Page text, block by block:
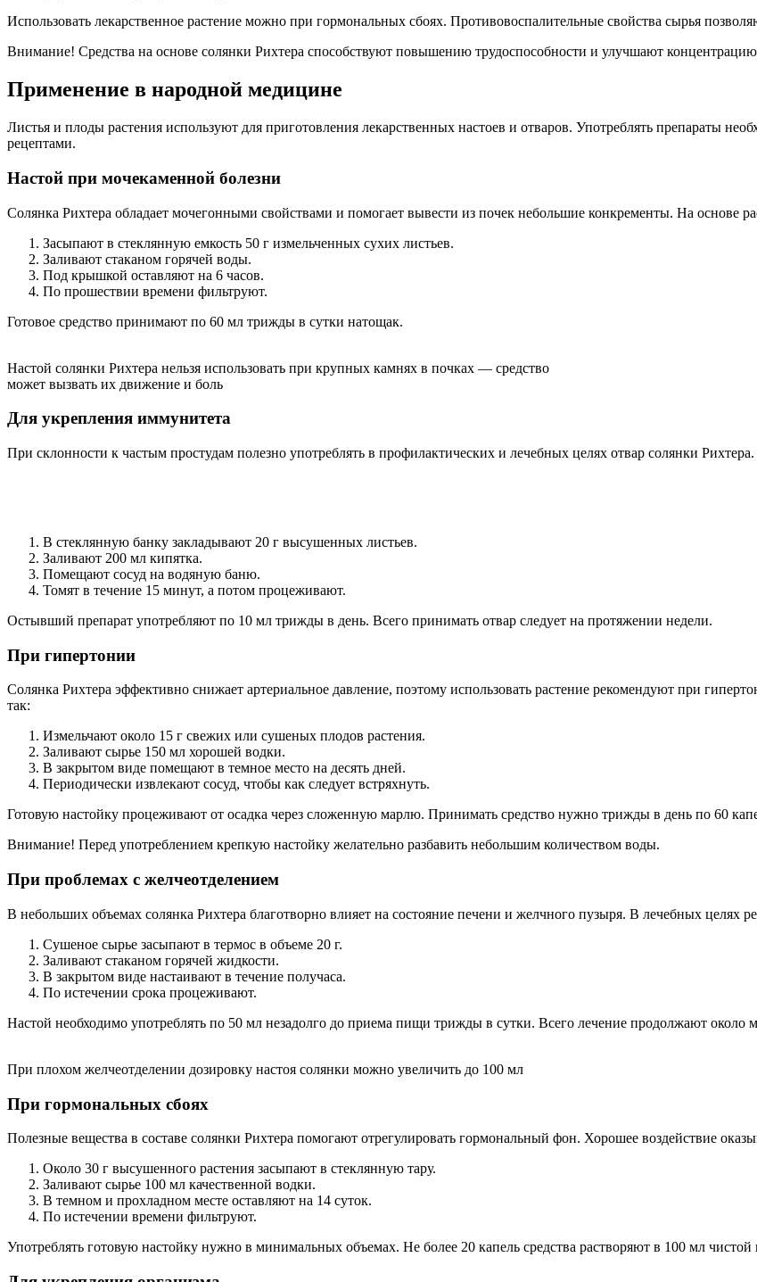
Использовать лекарственное растение можно при гормональных сбоях. Противовоспалительные свойства сырья
Внимание! Средства на основе солянки Рихтера способствуют повышению трудоспособности и улучшают
Применение в народной медицине
Листья и плоды растения используют для приготовления лекарственных настоев и отваров. Употреблять препараты
рецептами.
Настой при мочекаменной болезни
Солянка Рихтера обладает мочегонными свойствами и помогает вывести из почек небольшие конкременты. На основе
Засыпают в стеклянную емкость 50 г измельченных сухих листьев.
Заливают стаканом горячей воды.
Под крышкой оставляют на 6 часов.
По прошествии времени фильтруют.
Готовое средство принимают по 60 мл трижды в сутки натощак.
Настой солянки Рихтера нельзя использовать при крупных камнях в почках — средство
может вызвать их движение и боль
Для укрепления иммунитета
При склонности к частым простудам полезно употреблять в профилактических и лечебных целях отвар солянки Рихтера.
В стеклянную банку закладывают 20 г высушенных листьев.
Заливают 200 мл кипятка.
Помещают сосуд на водяную баню.
Томят в течение 15 минут, а потом процеживают.
Остывший препарат употребляют по 10 мл трижды в день. Всего принимать отвар следует на протяжении недели.
При гипертонии
Солянка Рихтера эффективно снижает артериальное давление, поэтому использовать растение рекомендуют при
так:
Измельчают около 15 г свежих или сушеных плодов растения.
Заливают сырье 150 мл хорошей водки.
В закрытом виде помещают в темное место на десять дней.
Периодически извлекают сосуд, чтобы как следует встряхнуть.
Готовую настойку процеживают от осадка через сложенную марлю. Принимать средство нужно трижды в день по 60
Внимание! Перед употреблением крепкую настойку желательно разбавить небольшим количеством воды.
При проблемах с желчеотделением
В небольших объемах солянка Рихтера благотворно влияет на состояние печени и желчного пузыря. В лечебных целях
Сушеное сырье засыпают в термос в объеме 20 г.
Заливают стаканом горячей жидкости.
В закрытом виде настаивают в течение получаса.
По истечении срока процеживают.
Настой необходимо употреблять по 50 мл незадолго до приема пищи трижды в сутки. Всего лечение продолжают около
При плохом желчеотделении дозировку настоя солянки можно увеличить до 100 мл
При гормональных сбоях
Полезные вещества в составе солянки Рихтера помогают отрегулировать гормональный фон. Хорошее воздействие
Около 30 г высушенного растения засыпают в стеклянную тару.
Заливают сырье 100 мл качественной водки.
В темном и прохладном месте оставляют на 14 суток.
По истечении времени фильтруют.
Употреблять готовую настойку нужно в минимальных объемах. Не более 20 капель средства растворяют в 100 мл